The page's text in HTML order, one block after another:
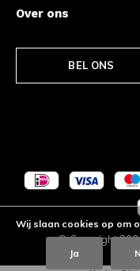
Over ons
BEL ONS
© Copyright
Wij slaan cookies op om
Ja